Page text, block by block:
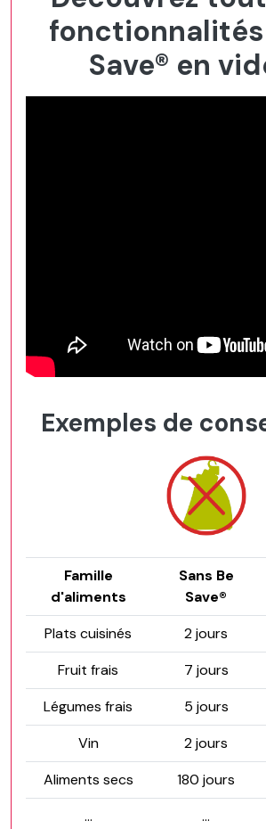
fonctionnalités
Save® en
Exemples de
Famille
d'aliments
Sans Be
Save®
Plats cuisinés
2 jours
Fruit frais
7 jours
Légumes frais
5 jours
Vin
2 jours
Aliments secs
180 jours
...
...